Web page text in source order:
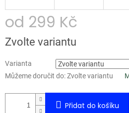
od 299 Kč
Měrná
cena:
Zvolte variantu
Varianta
Můžeme doručit do:Zvolte variantu
Přidat do košíku